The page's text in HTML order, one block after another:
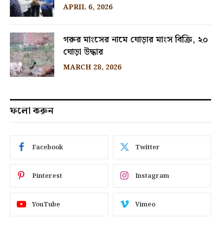
APRIL 6, 2026
গরুর মাংসের নামে ঘোড়ার মাংস বিক্রি, ২০
ঘোড়া উদ্ধার
MARCH 28, 2026
ফলো করুন
Facebook Twitter
Pinterest Instagram
YouTube Vimeo